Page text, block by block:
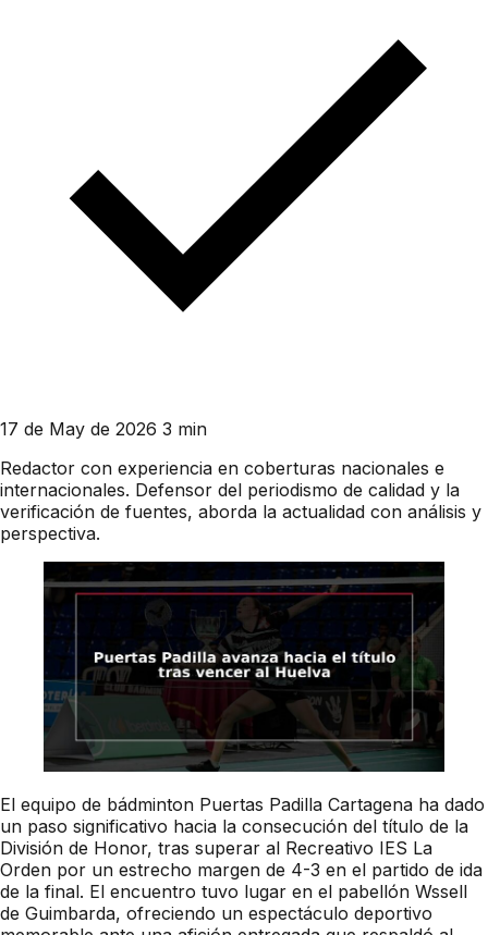
17 de May de 2026 3 min
Redactor con experiencia en coberturas nacionales e
internacionales. Defensor del periodismo de calidad y la
verificación de fuentes, aborda la actualidad con análisis y
perspectiva.
El equipo de bádminton Puertas Padilla Cartagena ha dado
un paso significativo hacia la consecución del título de la
División de Honor, tras superar al Recreativo IES La
Orden por un estrecho margen de 4-3 en el partido de ida
de la final. El encuentro tuvo lugar en el pabellón Wssell
de Guimbarda, ofreciendo un espectáculo deportivo